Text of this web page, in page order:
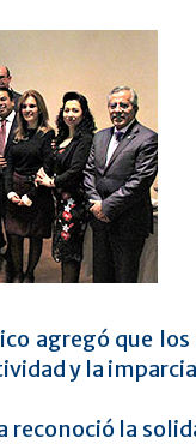
agregó que
y la
reconoció la